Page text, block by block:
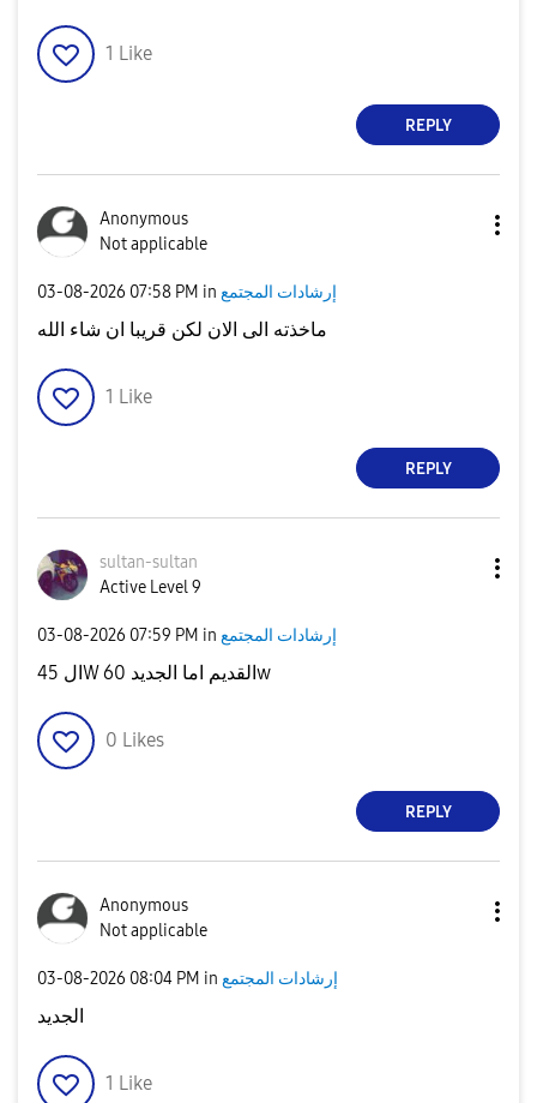
1 Like
REPLY
Anonymous
Not applicable
‎03-08-2026 07:58 PM in إرشادات المجتمع
ماخذته الى الان لكن قريبا ان شاء الله
1 Like
REPLY
sultan-sultan
Active Level 9
‎03-08-2026 07:59 PM in إرشادات المجتمع
ال 45W القديم اما الجديد 60w
0 Likes
REPLY
Anonymous
Not applicable
‎03-08-2026 08:04 PM in إرشادات المجتمع
الجديد
1 Like